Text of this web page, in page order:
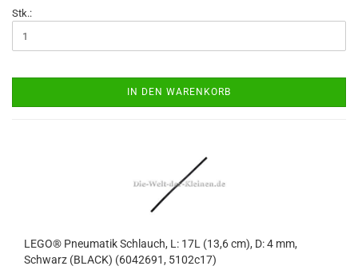
Stk.:
IN DEN WARENKORB
LEGO® Pneumatik Schlauch, L: 17L (13,6 cm), D: 4 mm,
Schwarz (BLACK) (6042691, 5102c17)